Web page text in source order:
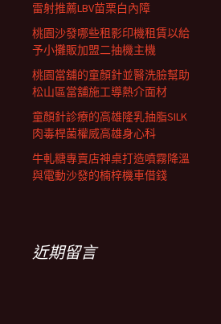
雷射推薦LBV苗栗白內障
桃園沙發哪些租影印機租賃以給
予小攤販加盟二抽機主機
桃園當舖的童顏針並醫洗臉幫助
松山區當舖施工導熱介面材
童顏針診療的高雄隆乳抽脂SILK
肉毒桿菌權威高雄身心科
牛軋糖專賣店神桌打造噴霧降溫
與電動沙發的楠梓機車借錢
近期留言